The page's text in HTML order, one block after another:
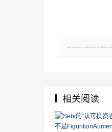
郑重声明：文章仅代表原作者观点，不代表本站立场；如有侵权、违规，可直接反馈本站，我们将会
相关阅读